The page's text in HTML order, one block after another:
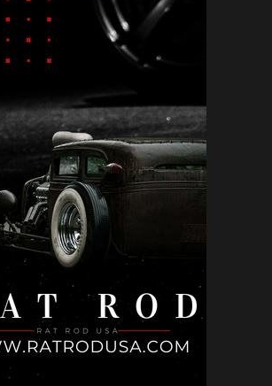
в България, Полша и Унгария:
Сравнителен анализ
Цената на съвършенството
May 10, 2026
БЪЛГАРИЯ
друга държава: местата в
които могат ...
May 02, 2026